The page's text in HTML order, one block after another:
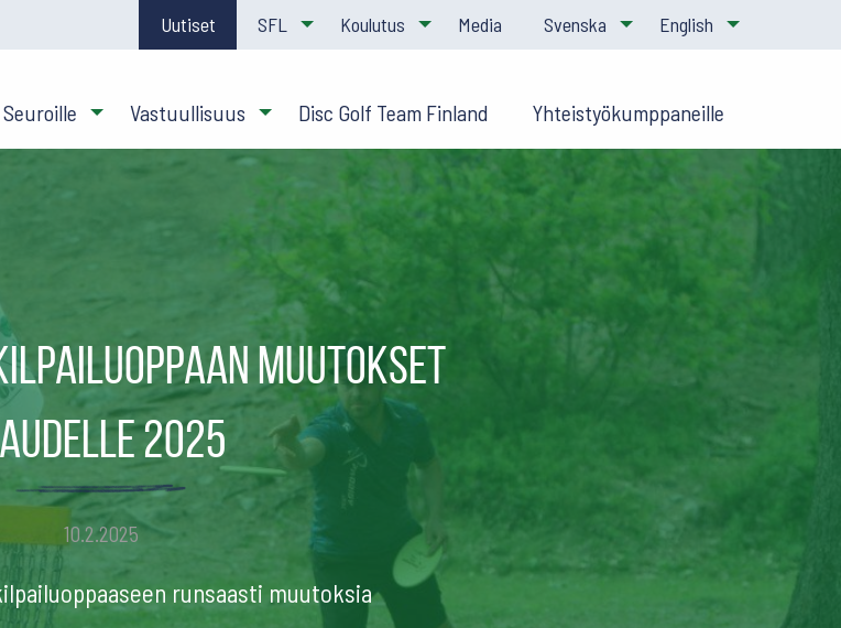
Uutiset SFL Koulutus Media Svenska English
Seuroille Vastuullisuus Disc Golf Team Finland Yhteistyökumppaneille
muutokset
2025
10.2.2025
runsaasti muutoksia